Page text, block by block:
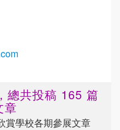
總共投稿 165 篇
章
賞學校各期參展文章